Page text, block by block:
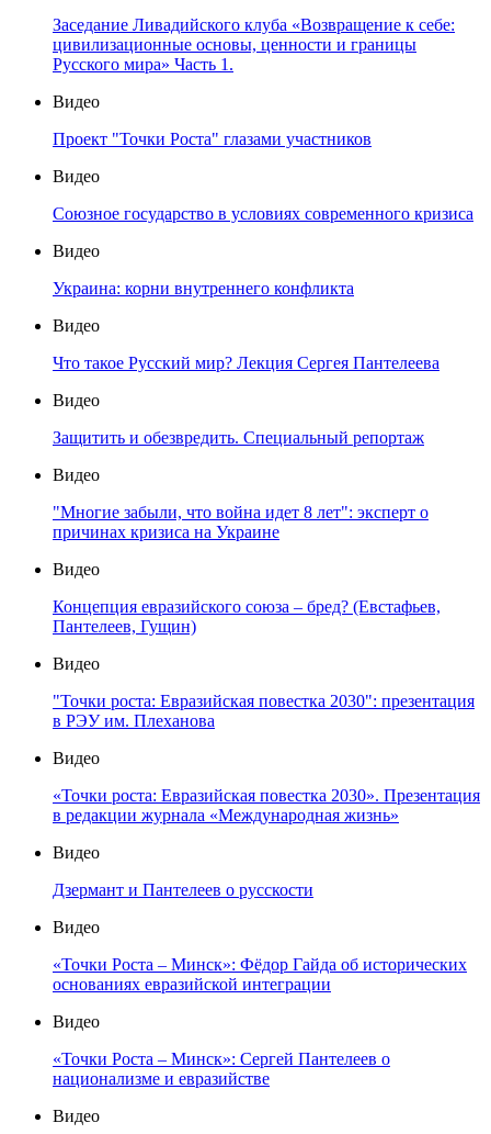
Заседание Ливадийского клуба «Возвращение к себе:
цивилизационные основы, ценности и границы
Русского мира» Часть 1.
Видео
Проект "Точки Роста" глазами участников
Видео
Союзное государство в условиях современного кризиса
Видео
Украина: корни внутреннего конфликта
Видео
Что такое Русский мир? Лекция Сергея Пантелеева
Видео
Защитить и обезвредить. Специальный репортаж
Видео
"Многие забыли, что война идет 8 лет": эксперт о
причинах кризиса на Украине
Видео
Концепция евразийского союза – бред? (Евстафьев,
Пантелеев, Гущин)
Видео
"Точки роста: Евразийская повестка 2030": презентация
в РЭУ им. Плеханова
Видео
«Точки роста: Евразийская повестка 2030». Презентация
в редакции журнала «Международная жизнь»
Видео
Дзермант и Пантелеев о русскости
Видео
«Точки Роста – Минск»: Фёдор Гайда об исторических
основаниях евразийской интеграции
Видео
«Точки Роста – Минск»: Сергей Пантелеев о
национализме и евразийстве
Видео